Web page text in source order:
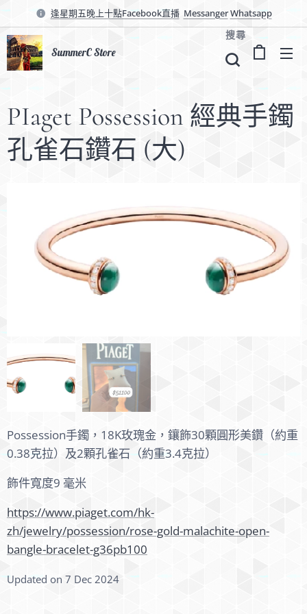
逢星期五晚上十點Facebook直播 MessangerWhatsapp
SummerC Store
搜尋
PIaget Possession 經典手鐲
孔雀石鑽石 (大)
Possession手鐲，18K玫瑰金，鑲飾30顆圓形美鑽（約重
0.38克拉）及2顆孔雀石（約重3.4克拉）
飾件寬度9 毫米
https://www.piaget.com/hk-
zh/jewelry/possession/rose-gold-malachite-open-
bangle-bracelet-g36pb100
Updated on 7 Dec 2024